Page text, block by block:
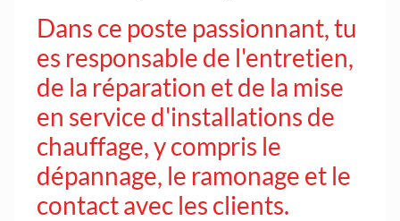
Dans ce poste passionnant, tu
es responsable de l'entretien,
de la réparation et de la mise
en service d'installations de
chauffage, y compris le
dépannage, le ramonage et le
contact avec les clients.